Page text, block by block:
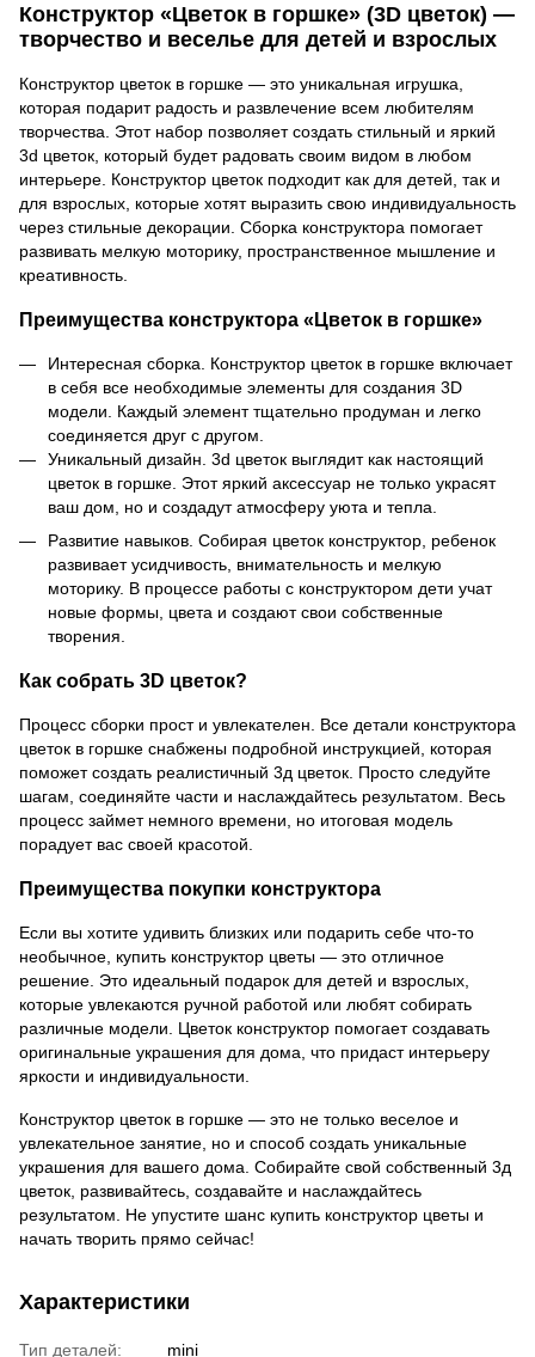
Конструктор «Цветок в горшке» (3D цветок) —
творчество и веселье для детей и взрослых
Конструктор цветок в горшке — это уникальная игрушка,
которая подарит радость и развлечение всем любителям
творчества. Этот набор позволяет создать стильный и яркий
3d цветок, который будет радовать своим видом в любом
интерьере. Конструктор цветок подходит как для детей, так и
для взрослых, которые хотят выразить свою индивидуальность
через стильные декорации. Сборка конструктора помогает
развивать мелкую моторику, пространственное мышление и
креативность.
Преимущества конструктора «Цветок в горшке»
Интересная сборка. Конструктор цветок в горшке включает
в себя все необходимые элементы для создания 3D
модели. Каждый элемент тщательно продуман и легко
соединяется друг с другом.
Уникальный дизайн. 3d цветок выглядит как настоящий
цветок в горшке. Этот яркий аксессуар не только украсят
ваш дом, но и создадут атмосферу уюта и тепла.
Развитие навыков. Собирая цветок конструктор, ребенок
развивает усидчивость, внимательность и мелкую
моторику. В процессе работы с конструктором дети учат
новые формы, цвета и создают свои собственные
творения.
Как собрать 3D цветок?
Процесс сборки прост и увлекателен. Все детали конструктора
цветок в горшке снабжены подробной инструкцией, которая
поможет создать реалистичный 3д цветок. Просто следуйте
шагам, соединяйте части и наслаждайтесь результатом. Весь
процесс займет немного времени, но итоговая модель
порадует вас своей красотой.
Преимущества покупки конструктора
Если вы хотите удивить близких или подарить себе что-то
необычное, купить конструктор цветы — это отличное
решение. Это идеальный подарок для детей и взрослых,
которые увлекаются ручной работой или любят собирать
различные модели. Цветок конструктор помогает создавать
оригинальные украшения для дома, что придаст интерьеру
яркости и индивидуальности.
Конструктор цветок в горшке — это не только веселое и
увлекательное занятие, но и способ создать уникальные
украшения для вашего дома. Собирайте свой собственный 3д
цветок, развивайтесь, создавайте и наслаждайтесь
результатом. Не упустите шанс купить конструктор цветы и
начать творить прямо сейчас!
Характеристики
Тип деталей:
mini